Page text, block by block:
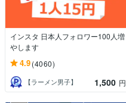
インスタ 日本人フォロワー100人増
やします
4.9(4060)
【ラーメン男子】 1,500 円